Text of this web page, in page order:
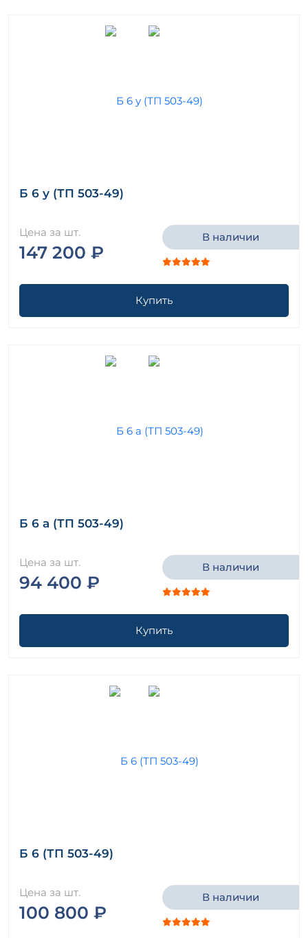
Б 6 у (ТП 503-49)
Цена за шт.
147 200 ₽
В наличии
Купить
Б 6 а (ТП 503-49)
Цена за шт.
94 400 ₽
В наличии
Купить
Б 6 (ТП 503-49)
Цена за шт.
100 800 ₽
В наличии